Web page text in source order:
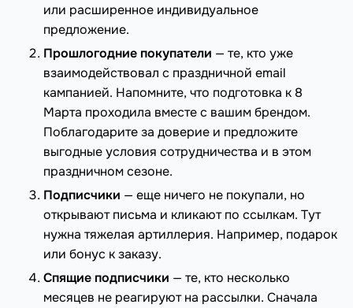
или расширенное индивидуальное
предложение.
Прошлогодние покупатели — те, кто уже
взаимодействовал с праздничной email
кампанией. Напомните, что подготовка к 8
Марта проходила вместе с вашим брендом.
Поблагодарите за доверие и предложите
выгодные условия сотрудничества и в этом
праздничном сезоне.
Подписчики — еще ничего не покупали, но
открывают письма и кликают по ссылкам. Тут
нужна тяжелая артиллерия. Например, подарок
или бонус к заказу.
Спящие подписчики — те, кто несколько
месяцев не реагируют на рассылки. Сначала